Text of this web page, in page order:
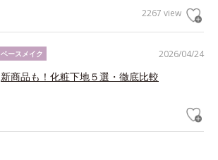
2267 view
2026/04/24
ベースメイク
新商品も！化粧下地５選・徹底比較